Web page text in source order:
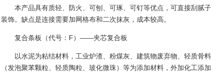
本产品具有质轻、防火、可刨、可琢、可钉等优点，可直接刮腻子
装饰。缺点是连接需要加网格布和二次抹灰，成本较高。
复合条板（代号： F）——夹芯复合板
以水泥为粘结材料，工业炉渣、粉煤灰、建筑物废弃物、轻质骨料
（发泡聚苯颗粒、轻质陶粒、玻化微珠）等为添加材料，外加化工添加